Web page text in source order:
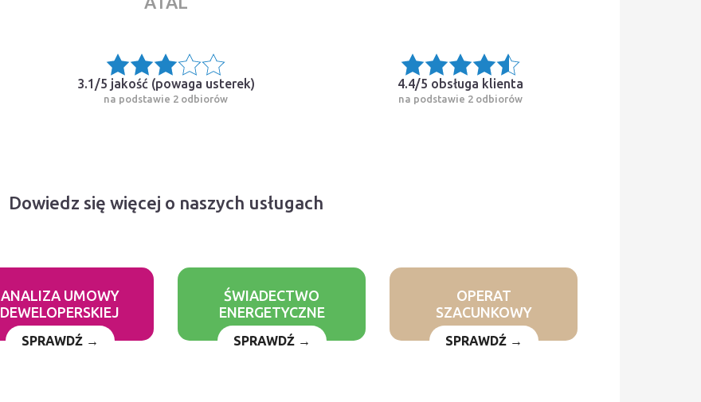
3.1/5 jakość (powaga usterek)
na podstawie 2 odbiorów
4.4/5 obsługa klienta
na podstawie 2 odbiorów
Dowiedz się więcej o naszych usługach
ANALIZA UMOWY
DEWELOPERSKIEJ
SPRAWDŹ →
ŚWIADECTWO
ENERGETYCZNE
SPRAWDŹ →
OPERAT
SZACUNKOWY
SPRAWDŹ →